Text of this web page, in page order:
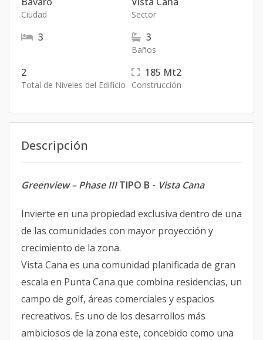
Ciudad Sector
3 3
Baños
2
Total de Niveles del Edificio
185 Mt2
Construcción
Descripción
Greenview – Phase III TIPO B - Vista Cana
Invierte en una propiedad exclusiva dentro de una
de las comunidades con mayor proyección y
crecimiento de la zona.
Vista Cana es una comunidad planificada de gran
escala en Punta Cana que combina residencias, un
campo de golf, áreas comerciales y espacios
recreativos. Es uno de los desarrollos más
ambiciosos de la zona este, concebido como una